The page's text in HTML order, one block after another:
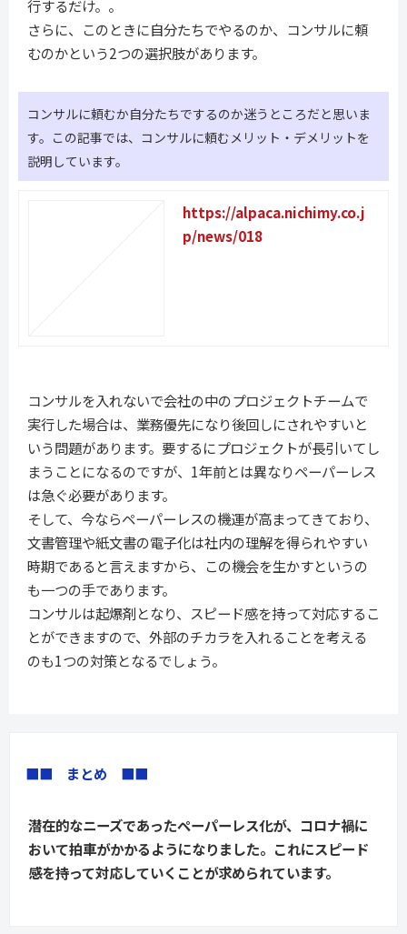
行するだけ。。
さらに、このときに自分たちでやるのか、コンサルに頼
むのかという2つの選択肢があります。
コンサルに頼むか自分たちでするのか迷うところだと思いま
す。この記事では、コンサルに頼むメリット・デメリットを
説明しています。
https://alpaca.nichimy.co.j
p/news/018
コンサルを入れないで会社の中のプロジェクトチームで
実行した場合は、業務優先になり後回しにされやすいと
いう問題があります。要するにプロジェクトが長引いてし
まうことになるのですが、1年前とは異なりペーパーレス
は急ぐ必要があります。
そして、今ならペーパーレスの機運が高まってきており、
文書管理や紙文書の電子化は社内の理解を得られやすい
時期であると言えますから、この機会を生かすというの
も一つの手であります。
コンサルは起爆剤となり、スピード感を持って対応するこ
とができますので、外部のチカラを入れることを考える
のも1つの対策となるでしょう。
■■　まとめ　■■
潜在的なニーズであったペーパーレス化が、コロナ禍に
おいて拍車がかかるようになりました。これにスピード
感を持って対応していくことが求められています。